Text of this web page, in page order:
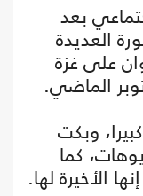
بعد
العديدة
على غزة
الماضي.
وبكت
كما
الأخيرة لها.